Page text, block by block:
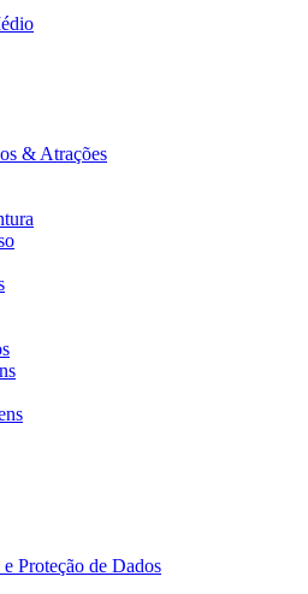
& Atrações
Proteção de Dados